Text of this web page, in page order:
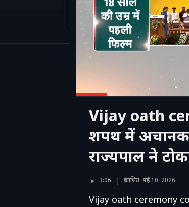
Vijay oath
शपथ में अचानक
राज्यपाल ने
3:06 प्रकाशित: मई 10, 2026
Vijay oath ceremony